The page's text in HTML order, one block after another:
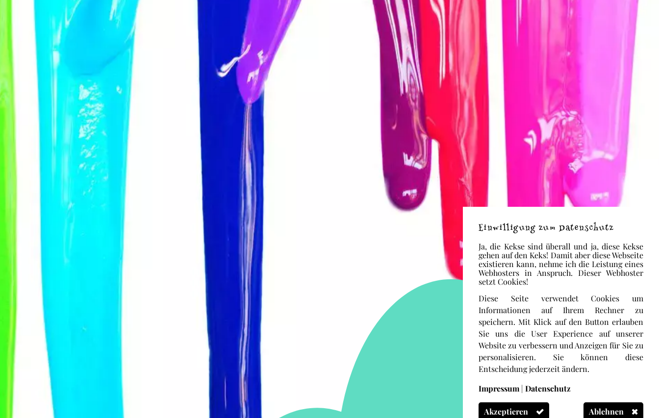
Einwilligung zum Datenschutz
Ja, die Kekse sind überall und ja, diese Kekse
gehen auf den Keks! Damit aber diese Webseite
existieren kann, nehme ich die Leistung eines
Webhosters in Anspruch. Dieser Webhoster
setzt Cookies!
Diese Seite verwendet Cookies um
Informationen auf Ihrem Rechner zu
speichern. Mit Klick auf den Button erlauben
Sie uns die User Experience auf unserer
Website zu verbessern und Anzeigen für Sie zu
personalisieren. Sie können diese
Entscheidung jederzeit ändern.
Impressum | Datenschutz
Akzeptieren Ablehnen